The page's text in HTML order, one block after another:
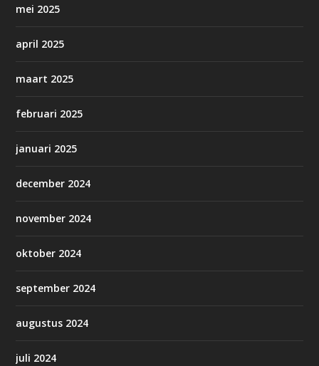
mei 2025
april 2025
maart 2025
februari 2025
januari 2025
december 2024
november 2024
oktober 2024
september 2024
augustus 2024
juli 2024